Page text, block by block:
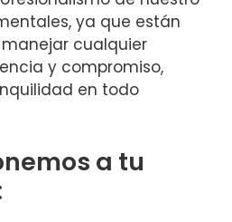
ya que están
cualquier
y compromiso,
en todo
a tu